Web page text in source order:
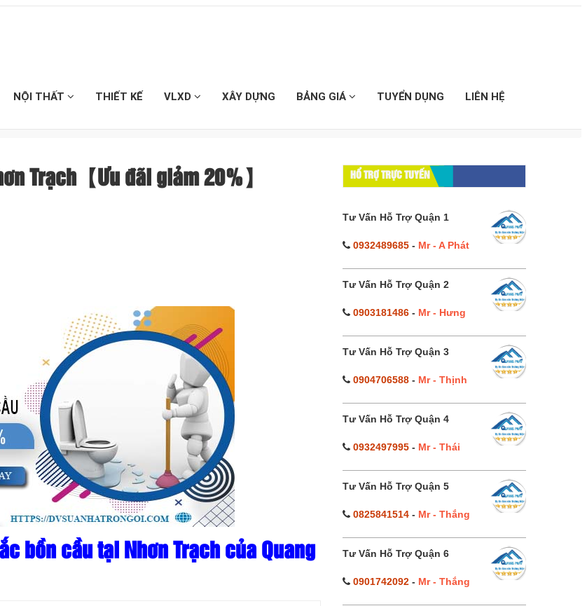
NỘI THẤT THIẾT KẾ VLXD XÂY DỰNG BẢNG GIÁ TUYỂN DỤNG LIÊN HỆ
Trạch【Ưu đãi giảm 20%】
bồn cầu tại Nhơn Trạch của Quang
HỔ TRỢ TRỰC TUYẾN
Tư Vấn Hỗ Trợ Quận 1
0932489685- Mr - A Phát
Tư Vấn Hỗ Trợ Quận 2
0903181486- Mr - Hưng
Tư Vấn Hỗ Trợ Quận 3
0904706588- Mr - Thịnh
Tư Vấn Hỗ Trợ Quận 4
0932497995- Mr - Thái
Tư Vấn Hỗ Trợ Quận 5
0825841514- Mr - Thắng
Tư Vấn Hỗ Trợ Quận 6
0901742092- Mr - Thắng